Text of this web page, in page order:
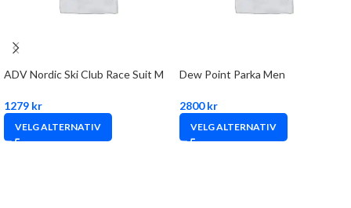
ADV Nordic Ski Club Race Suit M
1279 kr
VELG ALTERNATIV
Dew Point Parka Men
2800kr
VELG ALTERNATIV